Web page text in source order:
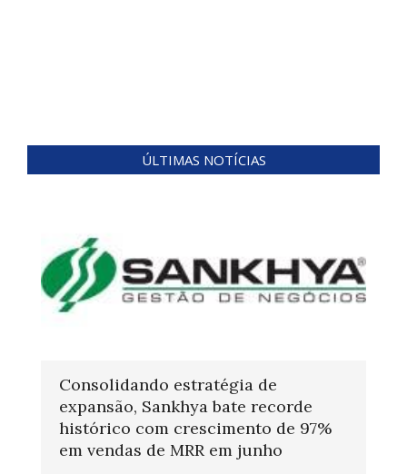
ÚLTIMAS NOTÍCIAS
Consolidando estratégia de
expansão, Sankhya bate recorde
histórico com crescimento de 97%
em vendas de MRR em junho